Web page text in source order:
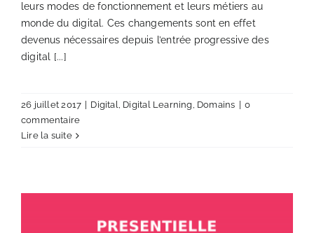
leurs modes de fonctionnement et leurs métiers au
monde du digital. Ces changements sont en effet
devenus nécessaires depuis l’entrée progressive des
digital [...]
26 juillet 2017 Digital, Digital Learning , Domains
0
commentaire
Lire la suite